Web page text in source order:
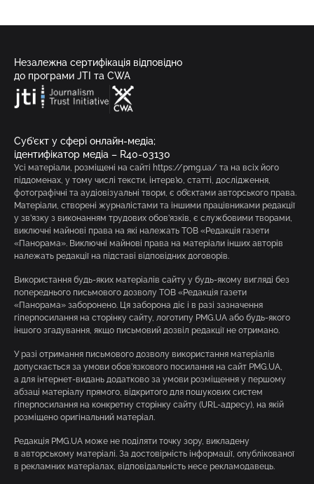
Незалежна сертифікація відповідно
до програми JTI та CWA
Суб’єкт у сфері онлайн-медіа;
ідентифікатор медіа – R40-03130
Усі матеріали, розміщені на сайті https://pmg.ua/ та на всіх його
піддоменах, у тому числі тексти, інтерв’ю, статті, дослідження,
фотографічні та аудіовізуальні твори, є об’єктами авторського права.
Матеріали, створені журналістами та іншими працівниками редакції
у зв’язку з виконанням трудових обов’язків, є службовими творами,
виключні майнові права на які належать ТОВ «Редакція газети
«Панорама». Виключні майнові права на матеріали інших авторів
належать редакції на підставі відповідних договорів.
Використання будь-яких матеріалів сайту у будь-якому вигляді без
попереднього письмового дозволу ТОВ «Редакція газети
«Панорама» заборонено. Ця заборона діє і в разі зазначення
гіперпосилання на сторінку сайту, логотипу PMG.UA або будь-якого
іншого згадування, якщо письмовий дозвіл редакції не отримано.
У разі отримання письмового дозволу використання матеріалів
допускається за умови обов’язкового посилання на сайт PMG.UA,
а для інтернет-видань додатково за умови розміщення у першому
абзаці матеріалу прямого, відкритого для пошукових систем
гіперпосилання на конкретну сторінку сайту (URL-адресу), на якій
розміщено оригінальний матеріал.
Редакція PMG.UA може не поділяти точку зору, викладену
в авторському матеріалі. За достовірність інформації, опублікованої
в рекламних матеріалах, відповідальність несе рекламодавець.